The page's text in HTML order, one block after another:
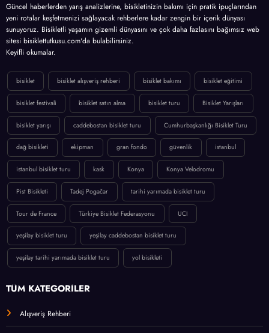
Güncel haberlerden yarış analizlerine, bisikletinizin bakımı için pratik ipuçlarından
yeni rotalar keşfetmenizi sağlayacak rehberlere kadar zengin bir içerik dünyası
sunuyoruz. Bisikletli yaşamın gizemli dünyasını ve çok daha fazlasını bağımsız web
sitesi bisiklettutkusu.com'da bulabilirsiniz.
Keyifli okumalar.
bisiklet bisiklet alışveriş rehberi bisiklet bakımı bisiklet eğitimi
bisiklet festivali bisiklet satın alma bisiklet turu Bisiklet Yarışları
bisiklet yarışı caddebostan bisiklet turu Cumhurbaşkanlığı Bisiklet Turu
dağ bisikleti ekipman gran fondo güvenlik istanbul
istanbul bisiklet turu kask Konya Konya Velodromu
Pist Bisikleti Tadej Pogačar tarihi yarımada bisiklet turu
Tour de France Türkiye Bisiklet Federasyonu UCI
yeşilay bisiklet turu yeşilay caddebostan bisiklet turu
yeşilay tarihi yarımada bisiklet turu yol bisikleti
TÜM KATEGORİLER
Alışveriş Rehberi